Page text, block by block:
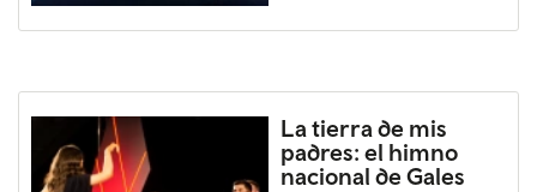
La tierra de mis
padres: el himno
nacional de Gales